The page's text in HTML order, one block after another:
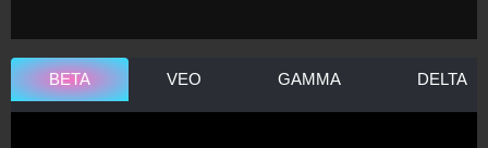
BETA VEO GAMMA DELTA